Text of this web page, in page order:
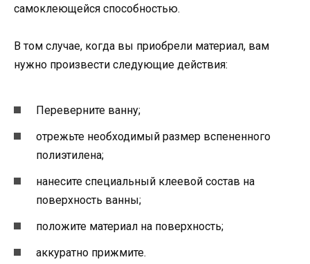
самоклеющейся способностью.
В том случае, когда вы приобрели материал, вам
нужно произвести следующие действия:
Переверните ванну;
отрежьте необходимый размер вспененного
полиэтилена;
нанесите специальный клеевой состав на
поверхность ванны;
положите материал на поверхность;
аккуратно прижмите.